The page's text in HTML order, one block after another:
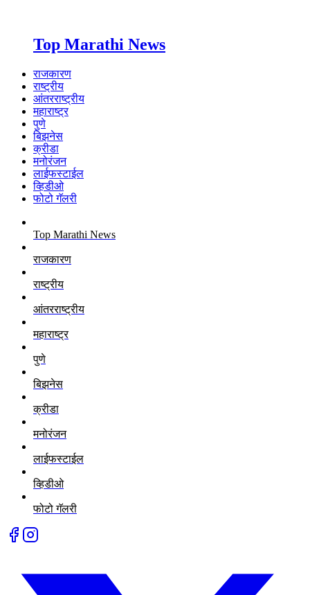
Top Marathi News
राजकारण
राष्ट्रीय
आंतरराष्ट्रीय
महाराष्ट्र
पुणे
बिझनेस
क्रीडा
मनोरंजन
लाईफस्टाईल
व्हिडीओ
फोटो गॅलरी
Top Marathi News
राजकारण
राष्ट्रीय
आंतरराष्ट्रीय
महाराष्ट्र
पुणे
बिझनेस
क्रीडा
मनोरंजन
लाईफस्टाईल
व्हिडीओ
फोटो गॅलरी